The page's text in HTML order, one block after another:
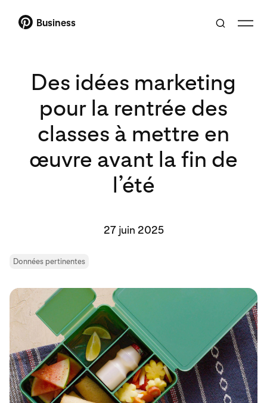
Business
Des idées marketing
pour la rentrée des
classes à mettre en
œuvre avant la fin de
l’été
27 juin 2025
Données pertinentes